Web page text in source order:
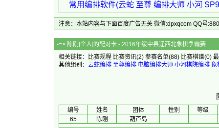
常用编排软件(云蛇 至尊 编排大师 小河
注意：本站内容与下面百度广告无关 微信:dpxqcom QQ号
-=> 陈刚[个人]的配对卡 - 2016
相关链接：
比赛规程 比赛资讯(2) 参赛名单(88) 比赛棋谱(0)
其他组别： 云蛇编排 至尊编排 电脑编排大师 小河棋院编排 象
编号 姓名 团体 性别
等级
65
陈刚
葫芦岛